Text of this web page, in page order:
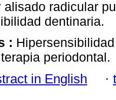
alisado radicular
dentinaria.
:
periodontal.
in English ·